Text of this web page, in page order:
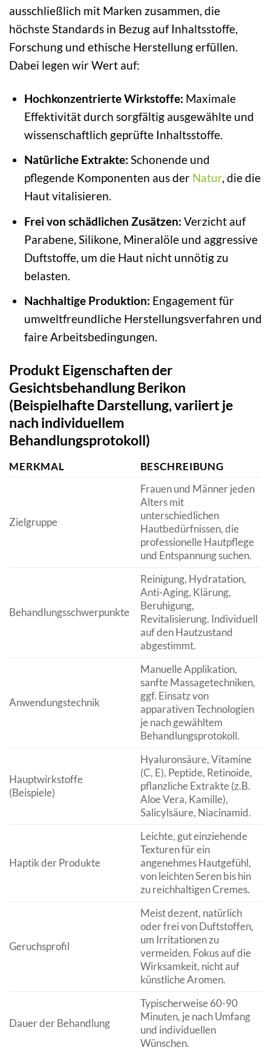
ausschließlich mit Marken zusammen, die
höchste Standards in Bezug auf Inhaltsstoffe,
Forschung und ethische Herstellung erfüllen.
Dabei legen wir Wert auf:
Hochkonzentrierte Wirkstoffe: Maximale
Effektivität durch sorgfältig ausgewählte und
wissenschaftlich geprüfte Inhaltsstoffe.
Natürliche Extrakte: Schonende und
pflegende Komponenten aus der Natur, die die
Haut vitalisieren.
Frei von schädlichen Zusätzen: Verzicht auf
Parabene, Silikone, Mineralöle und aggressive
Duftstoffe, um die Haut nicht unnötig zu
belasten.
Nachhaltige Produktion: Engagement für
umweltfreundliche Herstellungsverfahren und
faire Arbeitsbedingungen.
Produkt Eigenschaften der
Gesichtsbehandlung Berikon
(Beispielhafte Darstellung, variiert je
nach individuellem
Behandlungsprotokoll)
MERKMAL BESCHREIBUNG
Zielgruppe
Frauen und Männer jeden
Alters mit
unterschiedlichen
Hautbedürfnissen, die
professionelle Hautpflege
und Entspannung suchen.
Behandlungsschwerpunkte
Reinigung, Hydratation,
Anti-Aging, Klärung,
Beruhigung,
Revitalisierung. Individuell
auf den Hautzustand
abgestimmt.
Anwendungstechnik
Manuelle Applikation,
sanfte Massagetechniken,
ggf. Einsatz von
apparativen Technologien
je nach gewähltem
Behandlungsprotokoll.
Hauptwirkstoffe
(Beispiele)
Hyaluronsäure, Vitamine
(C, E), Peptide, Retinoide,
pflanzliche Extrakte (z.B.
Aloe Vera, Kamille),
Salicylsäure, Niacinamid.
Haptik der Produkte
Leichte, gut einziehende
Texturen für ein
angenehmes Hautgefühl,
von leichten Seren bis hin
zu reichhaltigen Cremes.
Geruchsprofil
Meist dezent, natürlich
oder frei von Duftstoffen,
um Irritationen zu
vermeiden. Fokus auf die
Wirksamkeit, nicht auf
künstliche Aromen.
Dauer der Behandlung
Typischerweise 60-90
Minuten, je nach Umfang
und individuellen
Wünschen.